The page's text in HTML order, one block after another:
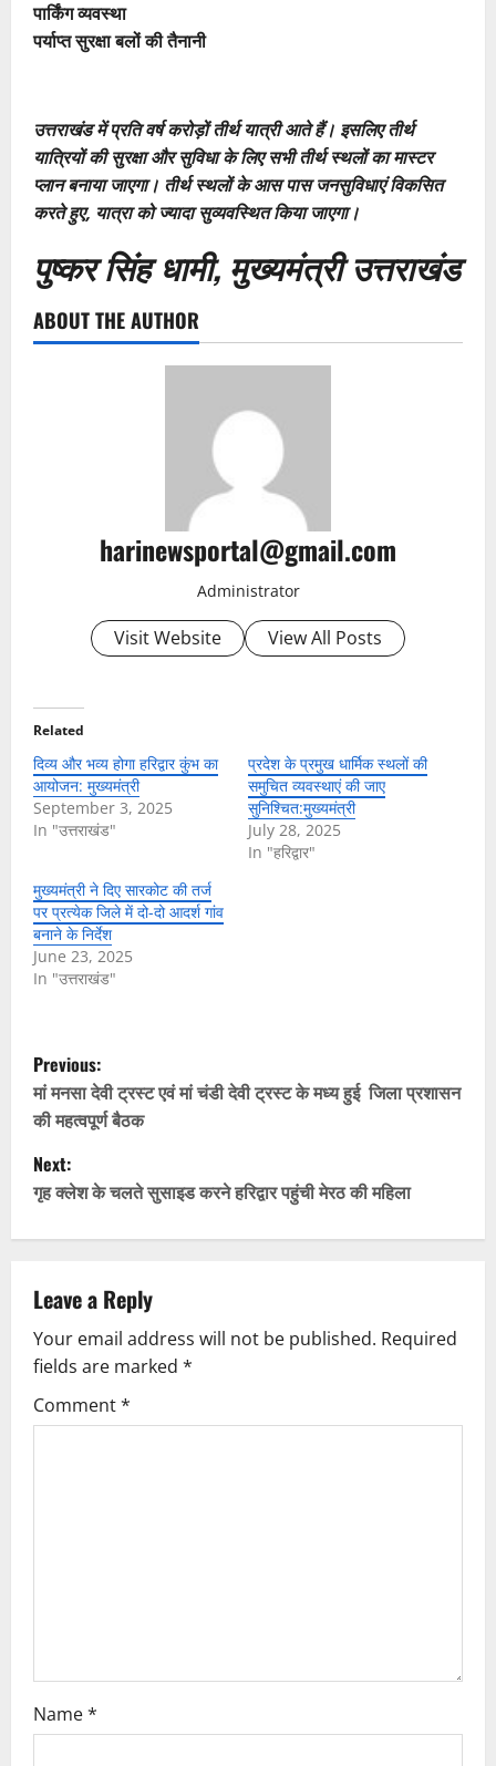
पार्किंग व्यवस्था
पर्याप्त सुरक्षा बलों की तैनानी
उत्तराखंड में प्रति वर्ष करोड़ों तीर्थ यात्री आते हैं। इसलिए तीर्थ
यात्रियों की सुरक्षा और सुविधा के लिए सभी तीर्थ स्थलों का मास्टर
प्लान बनाया जाएगा। तीर्थ स्थलों के आस पास जनसुविधाएं विकसित
करते हुए, यात्रा को ज्यादा सुव्यवस्थित किया जाएगा।
पुष्कर सिंह धामी, मुख्यमंत्री उत्तराखंड
ABOUT THE AUTHOR
harinewsportal@gmail.com
Administrator
Visit Website View All Posts
Related
दिव्य और भव्य होगा हरिद्वार कुंभ का
आयोजन: मुख्यमंत्री
September 3, 2025
In "उत्तराखंड"
प्रदेश के प्रमुख धार्मिक स्थलों की
समुचित व्यवस्थाएं की जाए
सुनिश्चित:मुख्यमंत्री
July 28, 2025
In "हरिद्वार"
मुख्यमंत्री ने दिए सारकोट की तर्ज
पर प्रत्येक जिले में दो-दो आदर्श गांव
बनाने के निर्देश
June 23, 2025
In "उत्तराखंड"
P
o
s
t
n
a
v
i
g
Previous:
मां मनसा देवी ट्रस्ट एवं मां चंडी देवी ट्रस्ट के मध्य हुई जिला प्रशासन
की महत्वपूर्ण बैठक
Next:
गृह क्लेश के चलते सुसाइड करने हरिद्वार पहुंची मेरठ की महिला
Leave a Reply
Your email address will not be published. Required
fields are marked *
Comment*
Name*